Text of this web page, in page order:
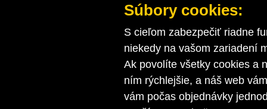
Súbory cookies:
S cieľom zabezpečiť riadne
niekedy na vašom zariadení
Ak povolíte všetky cookies a
ním rýchlejšie, a náš web
vám počas objednávky